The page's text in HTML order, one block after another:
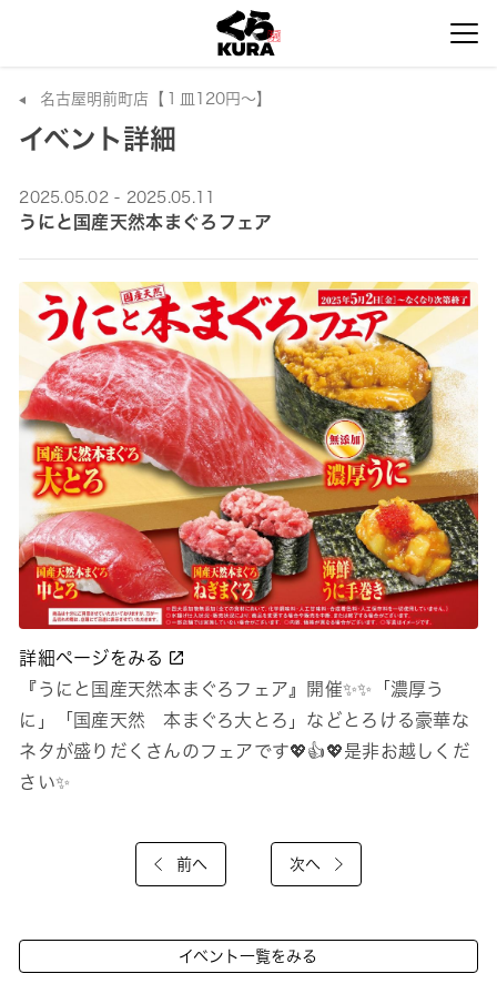
名古屋明前町店【１皿120円～】
イベント詳細
2025.05.02 - 2025.05.11
うにと国産天然本まぐろフェア
詳細ページをみる
『うにと国産天然本まぐろフェア』開催✨✨「濃厚う
に」「国産天然 本まぐろ大とろ」などとろける豪華な
ネタが盛りだくさんのフェアです💖👍💖是非お越しくだ
さい✨
前へ 次へ
イベント一覧をみる